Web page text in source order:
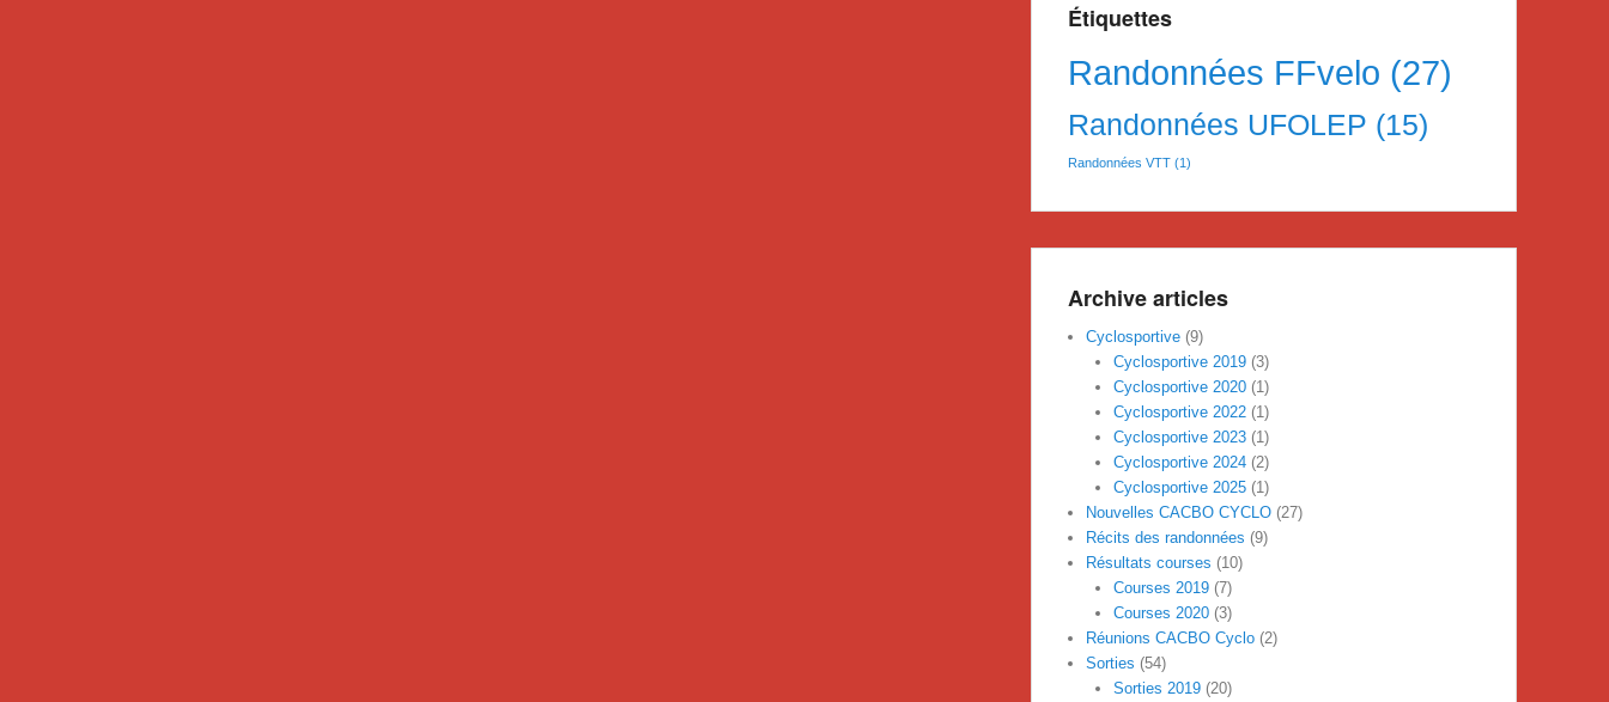
Étiquettes
Randonnées FFvelo (27)
Randonnées UFOLEP (15)
Randonnées VTT (1)
Archive articles
Cyclosportive (9)
Cyclosportive 2019(3)
Cyclosportive 2020(1)
Cyclosportive 2022(1)
Cyclosportive 2023(1)
Cyclosportive 2024(2)
Cyclosportive 2025(1)
Nouvelles CACBO CYCLO (27)
Récits des randonnées (9)
Résultats courses (10)
Courses 2019(7)
Courses 2020(3)
Réunions CACBO Cyclo (2)
Sorties (54)
Sorties 2019(20)